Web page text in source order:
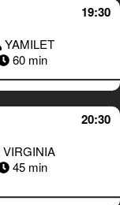
19:30
YAMILET
60 min
20:30
VIRGINIA
45 min